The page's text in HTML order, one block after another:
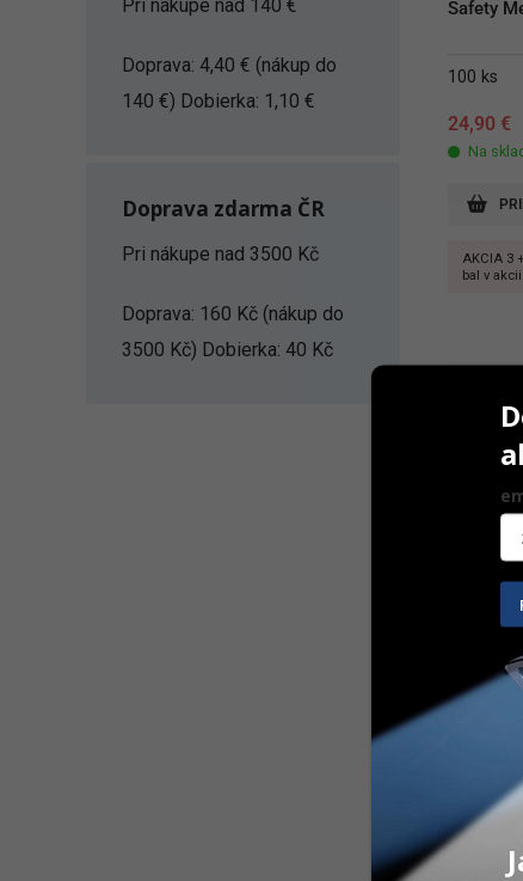
Safety
100 ks
24,90 €
Na
AKCIA 3
bal v
100 ks
Na
Pri nákupe nad 140 €
Doprava: 4,40 € (nákup do
140 €) Dobierka: 1,10 €
Doprava zdarma ČR
Pri nákupe nad 3500 Kč
Doprava: 160 Kč (nákup do
3500 Kč) Dobierka: 40 Kč